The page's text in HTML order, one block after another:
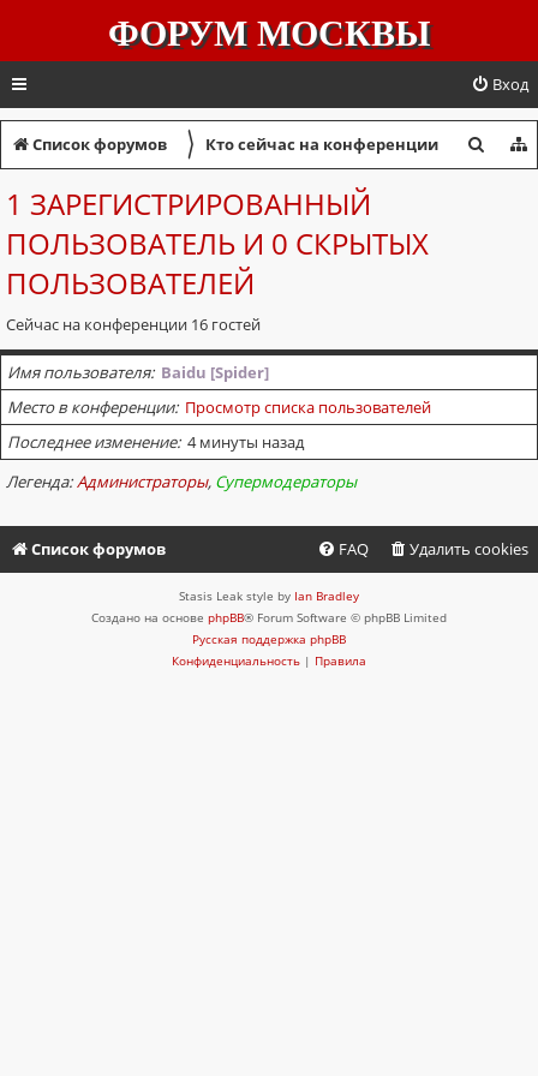
ФОРУМ МОСКВЫ
Вход
Список форумов 〉 Кто сейчас на конференции
1 ЗАРЕГИСТРИРОВАННЫЙ
ПОЛЬЗОВАТЕЛЬ И 0 СКРЫТЫХ
ПОЛЬЗОВАТЕЛЕЙ
Сейчас на конференции 16 гостей
Имя пользователя Baidu [Spider]
Место в конференции Просмотр списка пользователей
Последнее изменение 4 минуты назад
Легенда:Администраторы, Супермодераторы
Список форумов Удалить cookies
FAQ
Stasis Leak style by Ian Bradley
Создано на основе phpBB® Forum Software © phpBB Limited
Русская поддержка phpBB
Конфиденциальность | Правила